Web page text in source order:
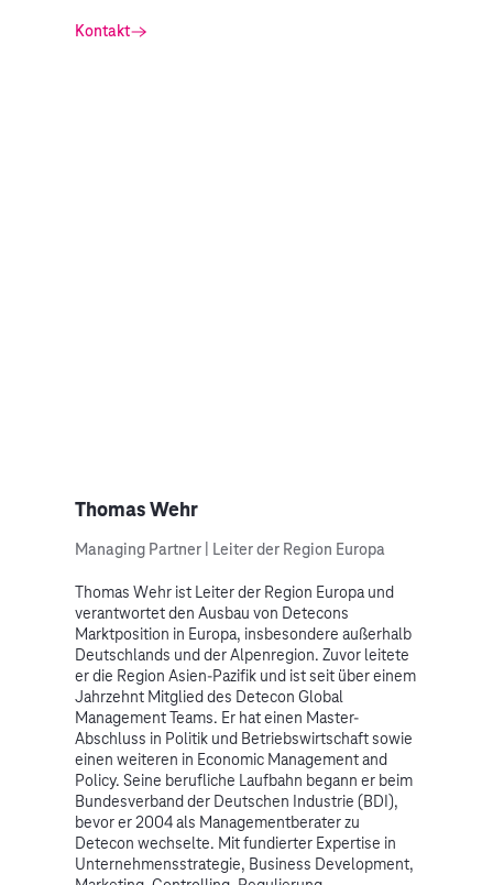
Kontakt
Thomas Wehr
Managing Partner | Leiter der Region Europa
Thomas Wehr ist Leiter der Region Europa und
verantwortet den Ausbau von Detecons
Marktposition in Europa, insbesondere außerhalb
Deutschlands und der Alpenregion. Zuvor leitete
er die Region Asien-Pazifik und ist seit über einem
Jahrzehnt Mitglied des Detecon Global
Management Teams. Er hat einen Master-
Abschluss in Politik und Betriebswirtschaft sowie
einen weiteren in Economic Management and
Policy. Seine berufliche Laufbahn begann er beim
Bundesverband der Deutschen Industrie (BDI),
bevor er 2004 als Managementberater zu
Detecon wechselte. Mit fundierter Expertise in
Unternehmensstrategie, Business Development,